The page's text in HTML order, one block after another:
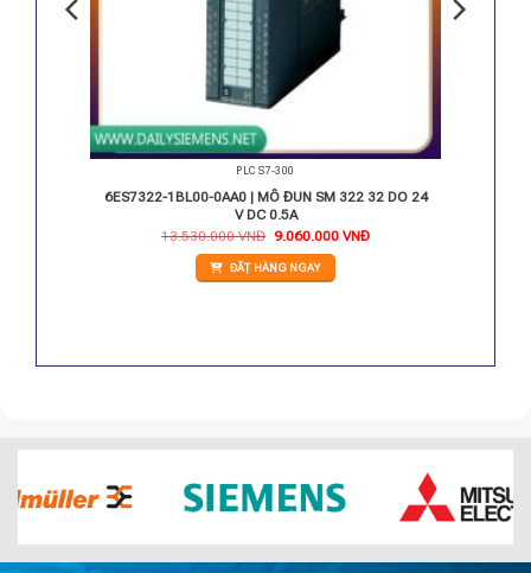
PLC S7-300
6ES7322-1BL00-0AA0 | MÔ ĐUN SM 322 32 DO 24
V DC 0.5A
13.530.000VNĐ Giá
là:
13.530.000 VNĐ.
9.060.000 VNĐGiá
ĐẶT HÀNG NGAY